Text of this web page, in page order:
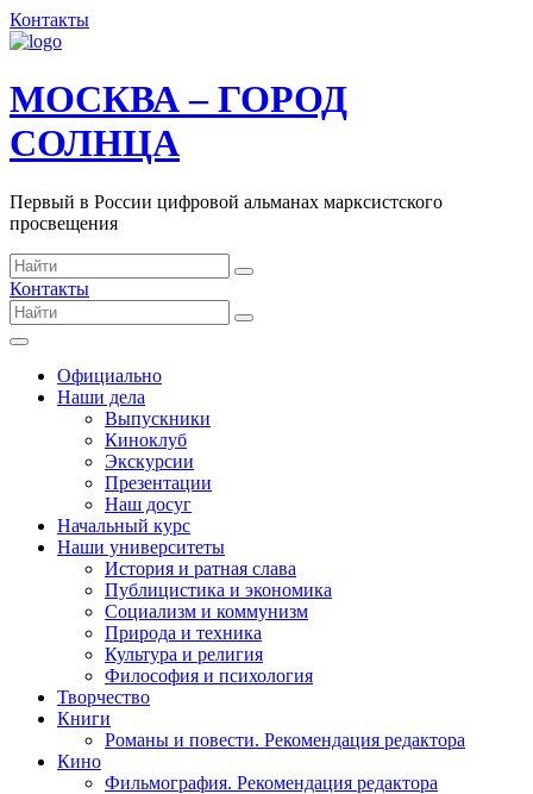
Контакты
МОСКВА – ГОРОД
СОЛНЦА
Первый в России цифровой альманах марксистского
просвещения
Контакты
Официально
Наши дела
Выпускники
Киноклуб
Экскурсии
Презентации
Наш досуг
Начальный курс
Наши университеты
История и ратная слава
Публицистика и экономика
Социализм и коммунизм
Природа и техника
Культура и религия
Философия и психология
Творчество
Книги
Романы и повести. Рекомендация редактора
Кино
Фильмография. Рекомендация редактора